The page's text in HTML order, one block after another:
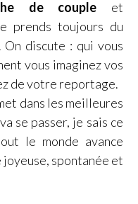
de couple et
prends toujours du
discute : qui vous
vous imaginez vos
de votre reportage.
dans les meilleures
se passer, je sais ce
le monde avance
spontanée et